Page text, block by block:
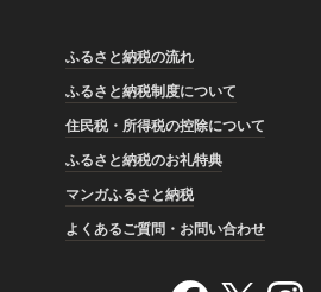
ふるさと納税の流れ
ふるさと納税制度について
住民税・所得税の控除について
ふるさと納税のお礼特典
マンガふるさと納税
よくあるご質問・お問い合わせ